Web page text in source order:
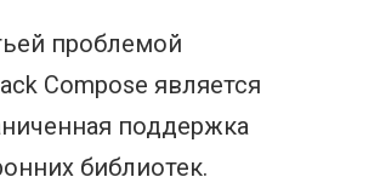
проблемой
Compose является
поддержка
библиотек.